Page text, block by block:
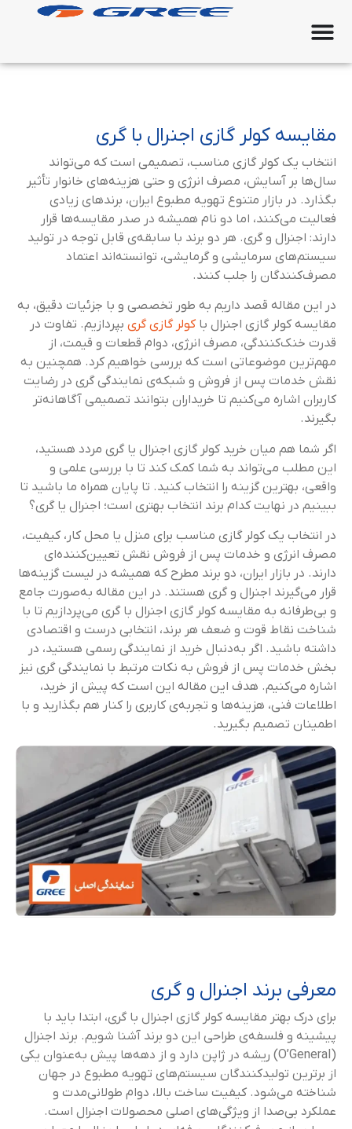
مقایسه کولر گازی اجنرال با گری
انتخاب یک کولر گازی مناسب، تصمیمی است که می‌تواند
سال‌ها بر آسایش، مصرف انرژی و حتی هزینه‌های خانوار تأثیر
بگذارد. در بازار متنوع تهویه مطبوع ایران، برندهای زیادی
فعالیت می‌کنند، اما دو نام همیشه در صدر مقایسه‌ها قرار
دارند: اجنرال و گری. هر دو برند با سابقه‌ی قابل توجه در تولید
سیستم‌های سرمایشی و گرمایشی، توانسته‌اند اعتماد
مصرف‌کنندگان را جلب کنند.
در این مقاله قصد داریم به طور تخصصی و با جزئیات دقیق، به
مقایسه کولر گازی اجنرال باکولر گازی گری بپردازیم. تفاوت در
قدرت خنک‌کنندگی، مصرف انرژی، دوام قطعات و قیمت، از
مهم‌ترین موضوعاتی است که بررسی خواهیم کرد. همچنین به
نقش خدمات پس از فروش و شبکه‌ی نمایندگی گری در رضایت
کاربران اشاره می‌کنیم تا خریداران بتوانند تصمیمی آگاهانه‌تر
بگیرند.
اگر شما هم میان خرید کولر گازی اجنرال یا گری مردد هستید،
این مطلب می‌تواند به شما کمک کند تا با بررسی علمی و
واقعی، بهترین گزینه را انتخاب کنید. تا پایان همراه ما باشید تا
ببینیم در نهایت کدام برند انتخاب بهتری است؛ اجنرال یا گری؟
در انتخاب یک کولر گازی مناسب برای منزل یا محل کار، کیفیت،
مصرف انرژی و خدمات پس از فروش نقش تعیین‌کننده‌ای
دارند. در بازار ایران، دو برند مطرح که همیشه در لیست گزینه‌ها
قرار می‌گیرند اجنرال و گری هستند. در این مقاله به‌صورت جامع
و بی‌طرفانه به مقایسه کولر گازی اجنرال با گری می‌پردازیم تا با
شناخت نقاط قوت و ضعف هر برند، انتخابی درست و اقتصادی
داشته باشید. اگر به‌دنبال خرید از نمایندگی رسمی هستید، در
بخش خدمات پس از فروش به نکات مرتبط با نمایندگی گری نیز
اشاره می‌کنیم. هدف این مقاله این است که پیش از خرید،
اطلاعات فنی، هزینه‌ها و تجربه‌ی کاربری را کنار هم بگذارید و با
اطمینان تصمیم بگیرید.
معرفی برند اجنرال و گری
برای درک بهتر مقایسه کولر گازی اجنرال با گری، ابتدا باید با
پیشینه و فلسفه‌ی طراحی این دو برند آشنا شویم. برند اجنرال
(O’General) ریشه در ژاپن دارد و از دهه‌ها پیش به‌عنوان یکی
از برترین تولیدکنندگان سیستم‌های تهویه مطبوع در جهان
شناخته می‌شود. کیفیت ساخت بالا، دوام طولانی‌مدت و
عملکرد بی‌صدا از ویژگی‌های اصلی محصولات اجنرال است.